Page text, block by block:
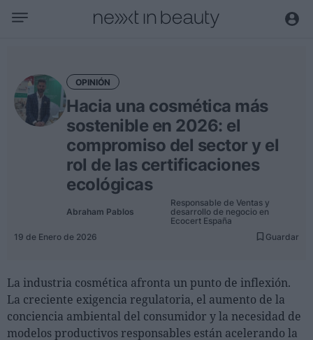
Editorial
Actualidad
Economía y sector
Entrevistas a directivos
Sostenibilidad
OPINIÓN
Hacia una cosmética más
sostenible en 2026: el
compromiso del sector y el
rol de las certificaciones
ecológicas
Abraham Pablos
Responsable de Ventas y
desarrollo de negocio en
Ecocert España
19 de Enero de 2026
Guardar
La industria cosmética afronta un punto de inflexión.
La creciente exigencia regulatoria, el aumento de la
conciencia ambiental del consumidor y la necesidad de
modelos productivos responsables están acelerando la